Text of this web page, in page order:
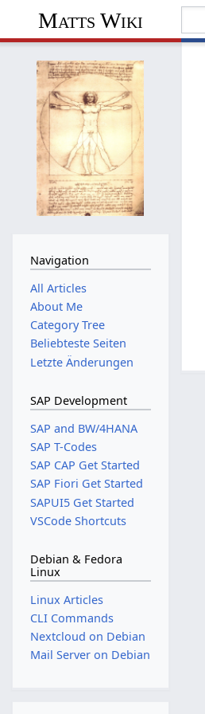
Matts Wiki
Navigation
All Articles
About Me
Category Tree
Beliebteste Seiten
Letzte Änderungen
SAP Development
SAP and BW/4HANA
SAP T-Codes
SAP CAP Get Started
SAP Fiori Get Started
SAPUI5 Get Started
VSCode Shortcuts
Debian & Fedora
Linux
Linux Articles
CLI Commands
Nextcloud on Debian
Mail Server on Debian